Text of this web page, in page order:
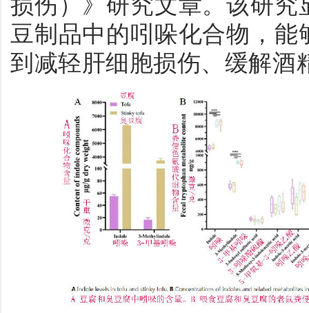
豆制品中的吲哚化合物，
到减轻肝细胞损伤、缓解酒